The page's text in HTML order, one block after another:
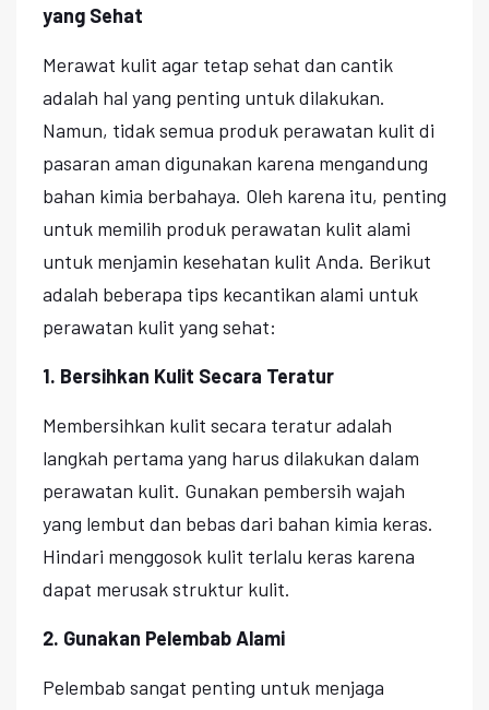
yang Sehat
Merawat kulit agar tetap sehat dan cantik
adalah hal yang penting untuk dilakukan.
Namun, tidak semua produk perawatan kulit di
pasaran aman digunakan karena mengandung
bahan kimia berbahaya. Oleh karena itu, penting
untuk memilih produk perawatan kulit alami
untuk menjamin kesehatan kulit Anda. Berikut
adalah beberapa tips kecantikan alami untuk
perawatan kulit yang sehat:
1. Bersihkan Kulit Secara Teratur
Membersihkan kulit secara teratur adalah
langkah pertama yang harus dilakukan dalam
perawatan kulit. Gunakan pembersih wajah
yang lembut dan bebas dari bahan kimia keras.
Hindari menggosok kulit terlalu keras karena
dapat merusak struktur kulit.
2. Gunakan Pelembab Alami
Pelembab sangat penting untuk menjaga